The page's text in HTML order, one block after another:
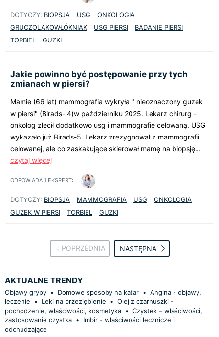
DOTYCZY: BIOPSJA USG
ONKOLOGIA
GRUCZOLAKOWŁÓKNIAK
USG PIERSI
BADANIE PIERSI
TORBIEL
GUZKI
Jakie powinno być postępowanie przy tych
zmianach w piersi?
Mamie (66 lat) mammografia wykryła " nieoznaczony guzek
w piersi" (Birads- 4)w październiku 2025. Lekarz chirurg -
onkolog zlecił dodatkowo usg i mammografię celowaną. USG
wykazało już Birads-5. Lekarz zrezygnował z mammografii
celowanej, ale co zaskakujące skierował mamę na biopsję...
czytaj więcej
ODPOWIADA 1 EKSPERT:
DOTYCZY: BIOPSJA MAMMOGRAFIA USG
ONKOLOGIA
GUZEK W PIERSI
TORBIEL GUZKI
POPRZEDNIA NASTĘPNA
AKTUALNE TRENDY
Objawy grypy • Domowe sposoby na katar • Angina - objawy,
leczenie
• Leki na przeziębienie • Olej z czarnuszki -
pochodzenie, właściwości, kosmetyka • Czystek – właściwości,
zastosowanie czystka •
Imbir - właściwości lecznicze i
odchudzające